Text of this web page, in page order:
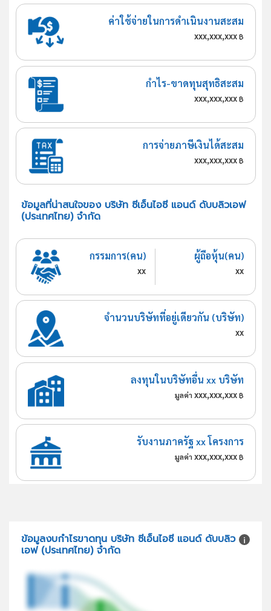
ค่าใช้จ่ายในการดำเนินงานสะสม
xxx,xxx,xxx฿
กำไร-ขาดทุนสุทธิสะสม
xxx,xxx,xxx฿
การจ่ายภาษีเงินได้สะสม
xxx,xxx,xxx฿
ข้อมูลที่น่าสนใจของ บริษัท ซีเอ็นไอซี แอนด์ ดับบลิวเอฟ
(ประเทศไทย) จำกัด
กรรมการ(คน)
xx
ผู้ถือหุ้น(คน)
xx
จำนวนบริษัทที่อยู่เดียวกัน (บริษัท)
xx
ลงทุนในบริษัทอื่น xx บริษัท
มูลค่า xxx,xxx,xxx ฿
รับงานภาครัฐ xx โครงการ
มูลค่า xxx,xxx,xxx ฿
ข้อมูลงบกำไรขาดทุน บริษัท ซีเอ็นไอซี แอนด์ ดับบลิว
เอฟ (ประเทศไทย) จำกัด